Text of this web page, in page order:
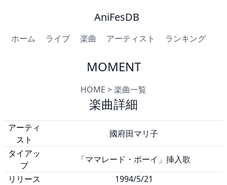
AniFesDB
ホーム ライブ 楽曲 アーティスト ランキング
MOMENT
HOME >楽曲一覧
楽曲詳細
アーティ
スト
國府田マリ子
タイアッ
プ
「ママレード・ボーイ」挿入歌
リリース
1994/5/21